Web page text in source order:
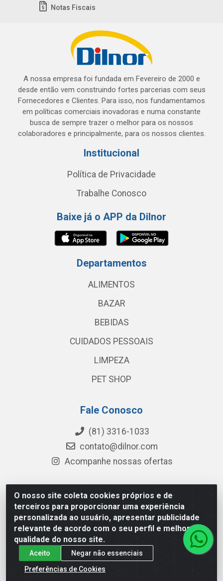
O nosso site coleta cookies próprios e de
terceiros para proporcionar uma experiência
personalizada ao usuário, apresentar publicidade
relevante de acordo com o seu perfil e melhorar a
qualidade do nosso site.
Aceito
Negar não essenciais
Preferências de Cookies
Notas Fiscais
A nossa empresa foi fundada em Fevereiro de 2000 e
desde então vem construindo fortes parcerias com seus
Fornecedores e Clientes. Para isso, nos fundamentamos
em políticas comerciais inovadoras e numa constante
busca de sempre trazer o melhor para os nossos
colaboradores e principalmente, para os nossos clientes.
Institucional
Política de Privacidade
Trabalhe Conosco
Baixe já o APP da Dilnor
Departamentos
ALIMENTOS
BAZAR
BEBIDAS
CUIDADOS PESSOAIS
LIMPEZA
PET SHOP
Fale Conosco
(81) 3316-1033
contato@dilnor.com
Acompanhe nossas ofertas
Dilnor Distribuidora - Rua Professor Joaquim Cavalcanti,
975 - Iputinga - Recife/PE - CEP 50800-010 - CNPJ
04.054.534/0001-51